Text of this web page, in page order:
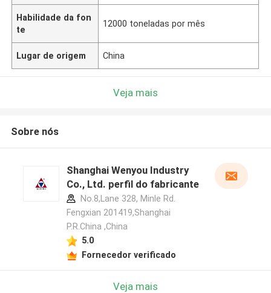
Habilidade da fon
te
12000 toneladas por mês
Lugar de origem China
Veja mais
Sobre nós
Shanghai Wenyou Industry
Co., Ltd. perfil do fabricante
No.8,Lane 328, Minle Rd.
Fengxian 201419,Shanghai
P.R.China ,China
5.0
Fornecedor verificado
Veja mais